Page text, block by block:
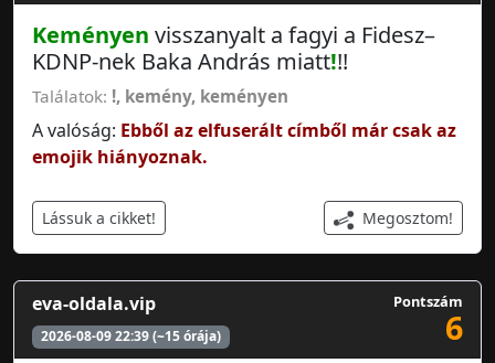
Keményen visszanyalt a fagyi a Fidesz–
KDNP-nek Baka András miatt!!!
Találatok: !, kemény, keményen
A valóság: Ebből az elfuserált címből már csak az
emojik hiányoznak.
Lássuk a cikket! Megosztom!
eva-oldala.vip
2026-08-09 22:39 (~15 órája)
Pontszám
6